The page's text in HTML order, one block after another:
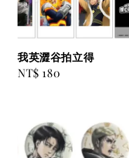
我英澀谷拍立得
Regular
NT$ 180